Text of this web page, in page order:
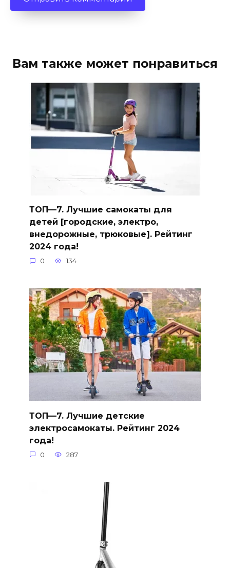
Вам также может понравиться
ТОП—7. Лучшие самокаты для
детей [городские, электро,
внедорожные, трюковые]. Рейтинг
2024 года!
0 134
ТОП—7. Лучшие детские
электросамокаты. Рейтинг 2024
года!
0 287